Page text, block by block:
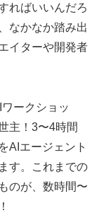
ればいいんだろ
なかなか踏み出
イターや開発者
ークショッ
主！3〜4時間
AIエージェント
す。これまでの
のが、数時間〜